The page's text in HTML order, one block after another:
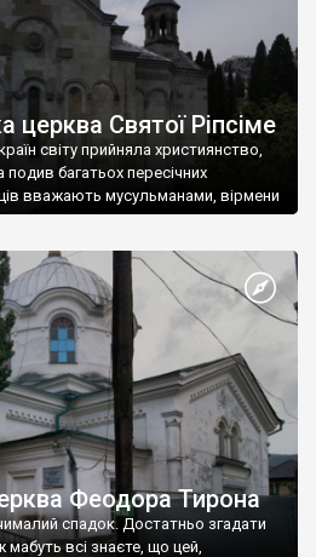
церква Святої Ріпсіме
світу прийняла християнство,
подив багатьох пересічних
вважають мусульманами, вірмени
Феодора Тирона
спадок. Достатньо згадати
мабуть всі знаєте, що цей,